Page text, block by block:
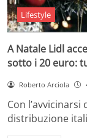
Lifestyle
A Natale Lidl
sotto i 20 euro:
Roberto Arciola
Con
distribuzione